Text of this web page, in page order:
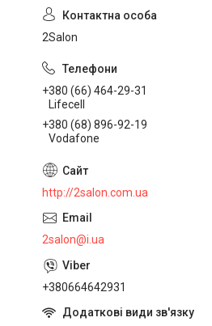
2Salon
+380 (66) 464-29-31
Lifecell
+380 (68) 896-92-19
Vodafone
http://2salon.com.ua
2salon@i.ua
+380664642931